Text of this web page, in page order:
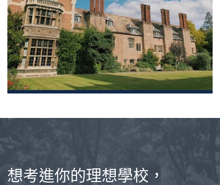
想考進你的理想學校，